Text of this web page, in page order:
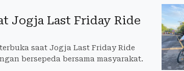
Jogja Last Friday Ride
saat Jogja Last Friday Ride
bersepeda bersama masyarakat.